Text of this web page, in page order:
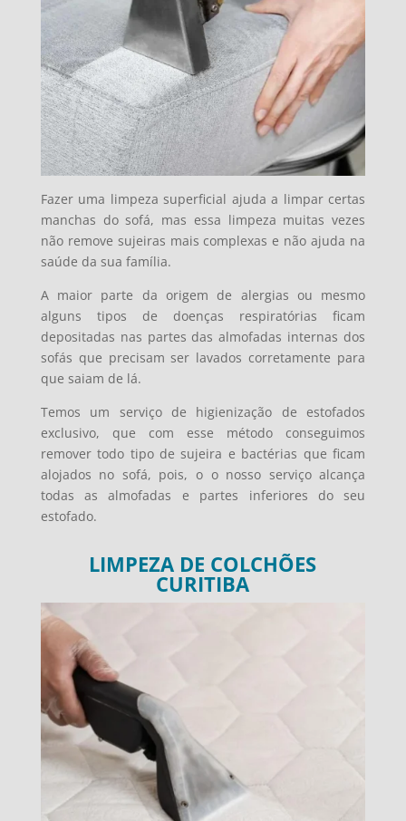
Fazer uma limpeza superficial ajuda a limpar certas
manchas do sofá, mas essa limpeza muitas vezes
não remove sujeiras mais complexas e não ajuda na
saúde da sua família.
A maior parte da origem de alergias ou mesmo
alguns tipos de doenças respiratórias ficam
depositadas nas partes das almofadas internas dos
sofás que precisam ser lavados corretamente para
que saiam de lá.
Temos um serviço de higienização de estofados
exclusivo, que com esse método conseguimos
remover todo tipo de sujeira e bactérias que ficam
alojados no sofá, pois, o o nosso serviço alcança
todas as almofadas e partes inferiores do seu
estofado.
LIMPEZA DE COLCHÕES
CURITIBA